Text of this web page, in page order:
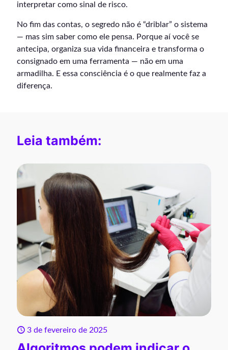
interpretar como sinal de risco.
No fim das contas, o segredo não é “driblar” o sistema
— mas sim saber como ele pensa. Porque aí você se
antecipa, organiza sua vida financeira e transforma o
consignado em uma ferramenta — não em uma
armadilha. E essa consciência é o que realmente faz a
diferença.
Leia também:
3 de fevereiro de 2025